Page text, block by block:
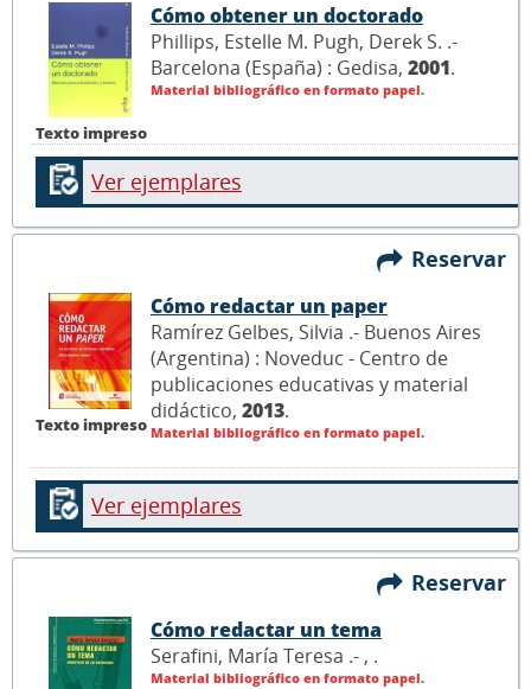
Texto impreso
Cómo obtener un doctorado
Phillips, Estelle M. Pugh, Derek S. .-
Barcelona (España) : Gedisa, 2001.
Material bibliográfico en formato papel.
Ver ejemplares
Reservar
Texto impreso
Cómo redactar un paper
Ramírez Gelbes, Silvia .- Buenos Aires
(Argentina) : Noveduc - Centro de
publicaciones educativas y material
didáctico, 2013.
Material bibliográfico en formato papel.
Ver ejemplares
Reservar
Cómo redactar un tema
Serafini, María Teresa .- , .
Material bibliográfico en formato papel.